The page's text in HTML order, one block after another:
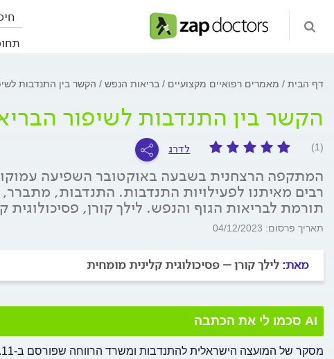
דף הבית מאמרים רפואיים מקצועיים בריאות הנפש הקשר בין התנדבות
הקשר בין התנדבות לשיפור
(1) לדרג
המתקפה הרצחנית בשבעה באוקטובר השפיעה
רבים מאיתנו לפעילויות התנדבות. התנדבות,
תורמת לבריאות הגוף והנפש. לילך קורן, פסיכולוגית
תאריך פרסום: 04/12/2023
מאת: לילך קורן – פסיכולוגית קלינית מומחית
AI סכמו לי את הכתבה